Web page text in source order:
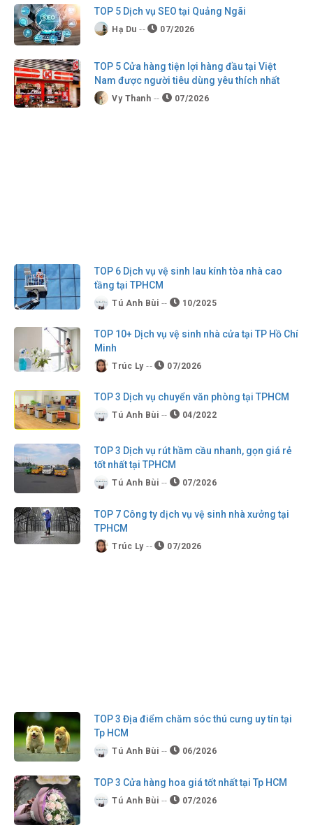
TOP 5 Dịch vụ SEO tại Quảng Ngãi
Hạ Du 07/2026
TOP 5 Cửa hàng tiện lợi hàng đầu tại Việt
Nam được người tiêu dùng yêu thích nhất
Vy Thanh 07/2026
TOP 6 Dịch vụ vệ sinh lau kính tòa nhà cao
tầng tại TPHCM
Tú Anh Bùi 10/2025
TOP 10+ Dịch vụ vệ sinh nhà cửa tại TP Hồ Chí
Minh
Trúc Ly 07/2026
TOP 3 Dịch vụ chuyển văn phòng tại TPHCM
Tú Anh Bùi 04/2022
TOP 3 Dịch vụ rút hầm cầu nhanh, gọn giá rẻ
tốt nhất tại TPHCM
Tú Anh Bùi 07/2026
TOP 7 Công ty dịch vụ vệ sinh nhà xưởng tại
TPHCM
Trúc Ly 07/2026
TOP 3 Địa điểm chăm sóc thú cưng uy tín tại
Tp HCM
Tú Anh Bùi 06/2026
TOP 3 Cửa hàng hoa giá tốt nhất tại Tp HCM
Tú Anh Bùi 07/2026